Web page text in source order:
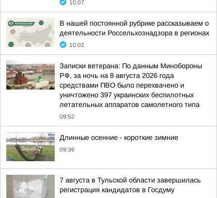
10:07
В нашей постоянной рубрике рассказываем о
деятельности Россельхознадзора в регионах
10:02
Записки ветерана: По данным Минобороны
РФ, за ночь на 8 августа 2026 года
средствами ПВО было перехвачено и
уничтожено 397 украинских беспилотных
летательных аппаратов самолетного типа
09:52
Длинные осенние - короткие зимние
09:36
7 августа в Тульской области завершилась
регистрация кандидатов в Госдуму